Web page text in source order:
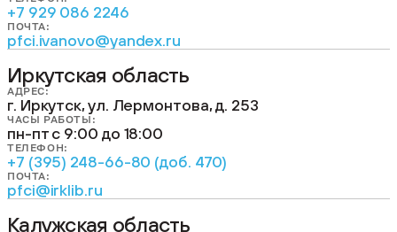
+7 929 086 2246
ПОЧТА:
pfci.ivanovo@yandex.ru
Иркутская область
АДРЕС:
г. Иркутск, ул. Лермонтова, д. 253
ЧАСЫ РАБОТЫ:
пн-пт с 9:00 до 18:00
ТЕЛЕФОН:
+7 (395) 248-66-80 (доб. 470)
ПОЧТА:
pfci@irklib.ru
Калужская область